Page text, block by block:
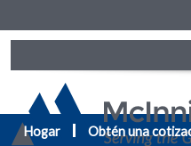
Hogar Obtén una